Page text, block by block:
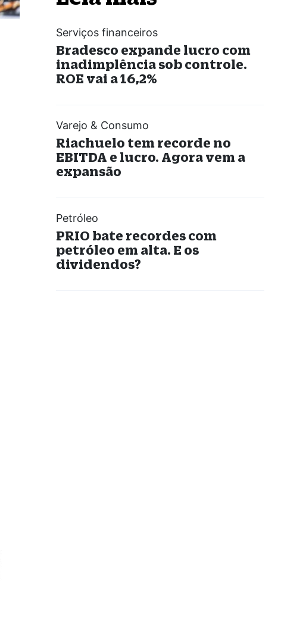
Serviços financeiros
Bradesco expande lucro com
inadimplência sob controle.
ROE vai a 16,2%
Varejo & Consumo
Riachuelo tem recorde no
EBITDA e lucro. Agora vem a
expansão
Petróleo
PRIO bate recordes com
petróleo em alta. E os
dividendos?